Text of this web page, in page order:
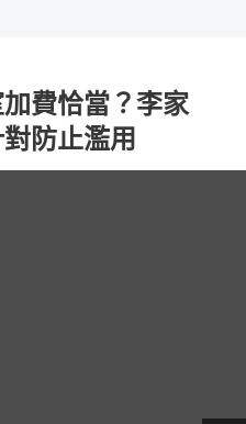
費恰當？李家
防止濫用